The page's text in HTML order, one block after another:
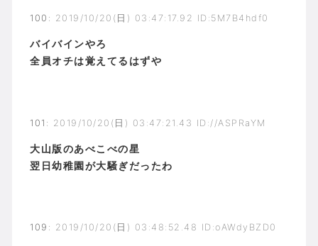
100 : 2019/10/20(日) 03:47:17.92 ID:5M7B4hdf0
バイバインやろ
全員オチは覚えてるはずや
101 : 2019/10/20(日) 03:47:21.43 ID://ASPRaYM
大山版のあべこべの星
翌日幼稚園が大騒ぎだったわ
109 : 2019/10/20(日) 03:48:52.48 ID:oAWdyBZD0